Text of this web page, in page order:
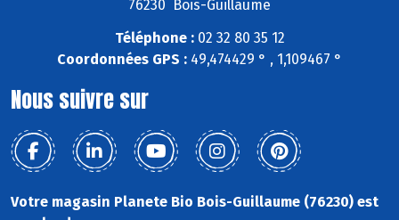
76230 Bois-Guillaume
Téléphone :02 32 80 35 12
Coordonnées GPS : 49,474429 ° , 1,109467 °
Nous suivre sur
Votre magasin Planete Bio Bois-Guillaume (76230) est